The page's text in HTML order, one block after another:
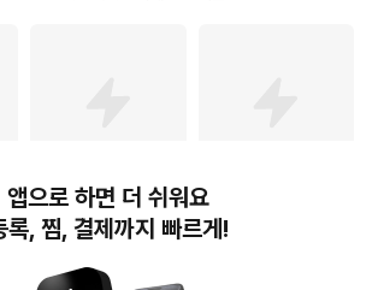
139,960원
애플 아이폰6s 16GB 자
급제 [A1688] 모든부품 1
149,800
레트로아이폰6S 16GB
실버색상)) 최상위등급 에
앱으로 하면 더 쉬워요
록, 찜, 결제까지 빠르게!